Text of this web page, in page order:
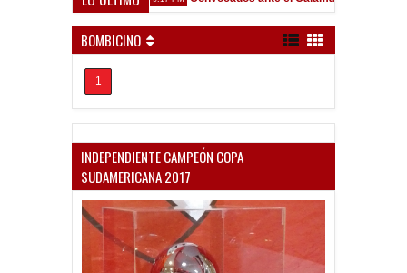
BOMBICINO
1
INDEPENDIENTE CAMPEÓN COPA
SUDAMERICANA 2017